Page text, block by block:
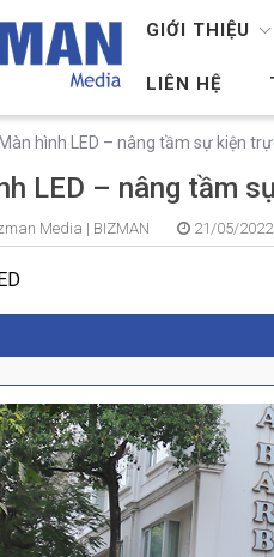
GIỚI THIỆU
LIÊN HỆ
Màn hình LED – nâng tầm sự kiện
LED – nâng tầm
Media | BIZMAN 21/05/2022